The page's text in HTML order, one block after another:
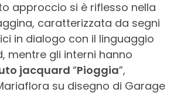
approccio si è riflesso nella
caratterizzata da segni
in dialogo con il linguaggio
mentre gli interni hanno
jacquard “Pioggia”,
su disegno di Garage